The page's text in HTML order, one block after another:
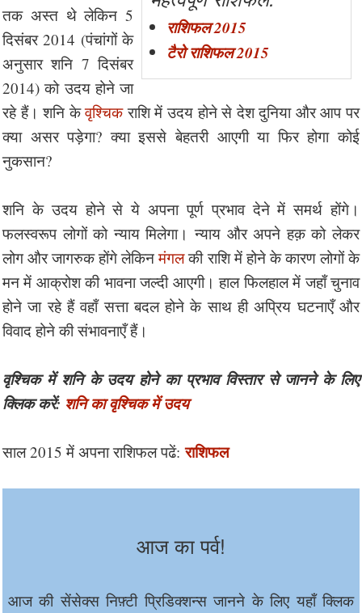
राशिफल 2015
टैरो राशिफल 2015
तक अस्त थे लेकिन 5
दिसंबर 2014 (पंचांगों के
अनुसार शनि 7 दिसंबर
2014) को उदय होने जा
रहे हैं। शनि केवृश्चिकराशि में उदय होने से देश दुनिया और आप पर
क्या असर पड़ेगा? क्या इससे बेहतरी आएगी या फिर होगा कोई
नुकसान?
शनि के उदय होने से ये अपना पूर्ण प्रभाव देने में समर्थ होंगे।
फलस्वरूप लोगों को न्याय मिलेगा। न्याय और अपने हक़ को लेकर
लोग और जागरुक होंगे लेकिनमंगलकी राशि में होने के कारण लोगों के
मन में आक्रोश की भावना जल्दी आएगी। हाल फिलहाल में जहाँ चुनाव
होने जा रहे हैं वहाँ सत्ता बदल होने के साथ ही अप्रिय घटनाएँ और
विवाद होने की संभावनाएँ हैं।
वृश्चिक में शनि के उदय होने का प्रभाव विस्तार से जानने के लिए
क्लिक करें: शनि का वृश्चिक में उदय
साल 2015 में अपना राशिफल पढें: राशिफल
आज का पर्व!
आज की सेंसेक्स निफ़्टी प्रिडिक्शन्स जानने के लिए यहाँ क्लिक